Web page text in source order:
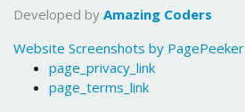
Developed by Amazing Coders
Website Screenshots by PagePeeker
page_privacy_link
page_terms_link